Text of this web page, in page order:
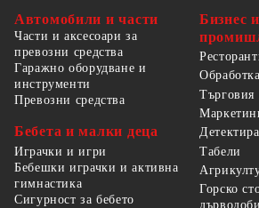
Автомобили и части
Части и аксесоари за
превозни средства
Гаражно оборудване и
инструменти
Превозни средства
Бебета и малки деца
Играчки и игри
Бебешки играчки и активна
гимнастика
Сигурност за бебето
Бизнес и
Търговия
Табели
Горско